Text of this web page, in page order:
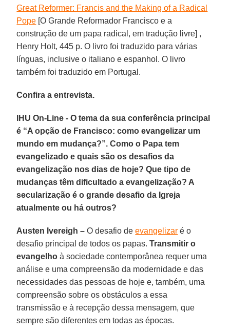
Great Reformer: Francis and the Making of a Radical
Pope [O Grande Reformador Francisco e a
construção de um papa radical, em tradução livre] ,
Henry Holt, 445 p. O livro foi traduzido para várias
línguas, inclusive o italiano e espanhol. O livro
também foi traduzido em Portugal.
Confira a entrevista.
IHU On-Line - O tema da sua conferência principal
é “A opção de Francisco: como evangelizar um
mundo em mudança?”. Como o Papa tem
evangelizado e quais são os desafios da
evangelização nos dias de hoje? Que tipo de
mudanças têm dificultado a evangelização? A
secularização é o grande desafio da Igreja
atualmente ou há outros?
Austen Ivereigh – O desafio deevangelizar é o
desafio principal de todos os papas.Transmitir o
evangelho à sociedade contemporânea requer uma
análise e uma compreensão da modernidade e das
necessidades das pessoas de hoje e, também, uma
compreensão sobre os obstáculos a essa
transmissão e à recepção dessa mensagem, que
sempre são diferentes em todas as épocas.